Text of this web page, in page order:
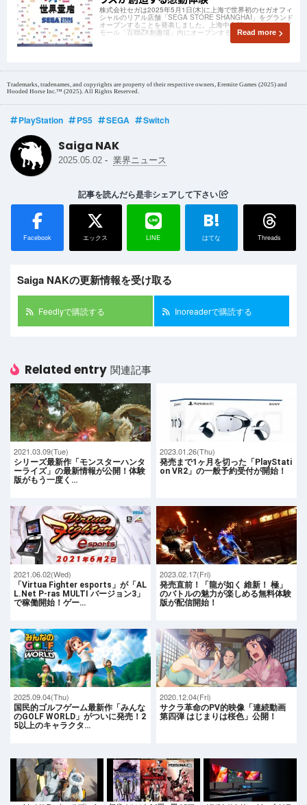
株式会社セガは2025年5月1日(木)に上海で世界初のセガオフィ
シャルのリアル店舗「SEGA STORE SHANGHAI」をグランド
オープンすることを発表しました。上海中心部のショッピング
モール「百聯ZX創趣場」内にオープンするとのことです。
Read more
Trademarks, tradenames, and copyrights are property of their respective owners, Eremite Games (2025) and
Hooded Horse Inc.™ (2025). All Rights Reserved.
PlayStation PS5 SEGA Switch
Saiga NAK
2025.05.02 - 業界ニュース
記事を読んだら是非シェアして下さい
Facebook エックス LINE
B!
はてな Threads
Saiga NAKの更新情報を受け取る
Feedlyで購読する Inoreaderで購読する
Related entry 関連記事
2021.03.09(Tue)
シリーズ最新作「モンスターハンタ
ーライズ」の最新情報が公開！体験
版がもう一度く…
2023.01.26(Thu)
発売まで1ヶ月を切った「PlayStati
on VR2」の一般予約受付が開始！
2021.06.02(Wed)
「Virtua Fighter esports」が「AL
L.Net P-ras MULTI バージョン3」
で稼働開始！ゲー…
2023.02.17(Fri)
発売直前！「龍が如く 維新！ 極」
のバトルの魅力が楽しめる無料体験
版が配信開始！
2025.09.04(Thu)
国民的ゴルフゲーム最新作「みんな
のGOLF WORLD」がついに発売！2
5以上のキャラクタ…
2020.12.04(Fri)
サクラ革命のPV的映像「連続動画
第四弾 はじまりは桜色」公開！